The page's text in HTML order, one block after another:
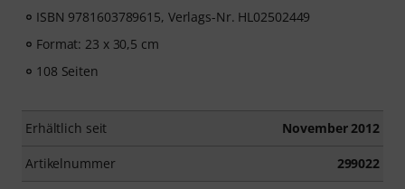
ISBN 9781603789615, Verlags-Nr. HL02502449
Format: 23 x 30,5 cm
108 Seiten
Erhältlich seit November 2012
Artikelnummer 299022